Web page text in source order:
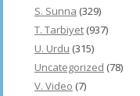
S. Sunna (329)
T. Tarbiyet (937)
U. Urdu (315)
Uncategorized (78)
V. Video (7)